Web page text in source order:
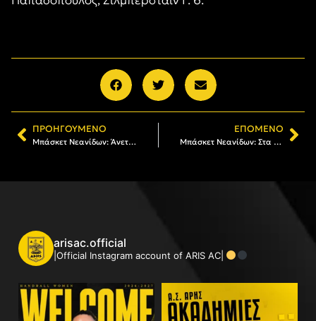
ΠΡΟΗΓΟΎΜΕΝΟ
Μπάσκετ Νεανίδων: Άνετη νίκη επί της Αναγέννησης Ν. Ρυσίου (pics)
ΕΠΌΜΕΝΟ
Μπάσκετ Νεανίδων: Στα ημιτελικά του Κυπέλλου ο ΑΡΗΣ Greek Spirit Car Rental
arisac.official
|Official Instagram account of ARIS AC|